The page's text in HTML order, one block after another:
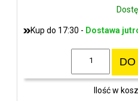
Kup do 17:30 - Dostawa
Ilość w